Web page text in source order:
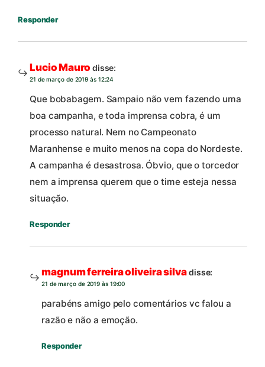
Responder
Lucio Mauro disse:
21 de março de 2019 às 12:24
Que bobabagem. Sampaio não vem fazendo uma
boa campanha, e toda imprensa cobra, é um
processo natural. Nem no Campeonato
Maranhense e muito menos na copa do Nordeste.
A campanha é desastrosa. Óbvio, que o torcedor
nem a imprensa querem que o time esteja nessa
situação.
Responder
magnum ferreira oliveira silvadisse:
21 de março de 2019 às 19:00
parabéns amigo pelo comentários vc falou a
razão e não a emoção.
Responder